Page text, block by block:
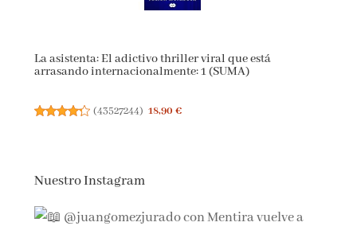
La asistenta: El adictivo thriller viral que está
arrasando internacionalmente: 1 (SUMA)
(43527244) 18,90 €
Nuestro Instagram